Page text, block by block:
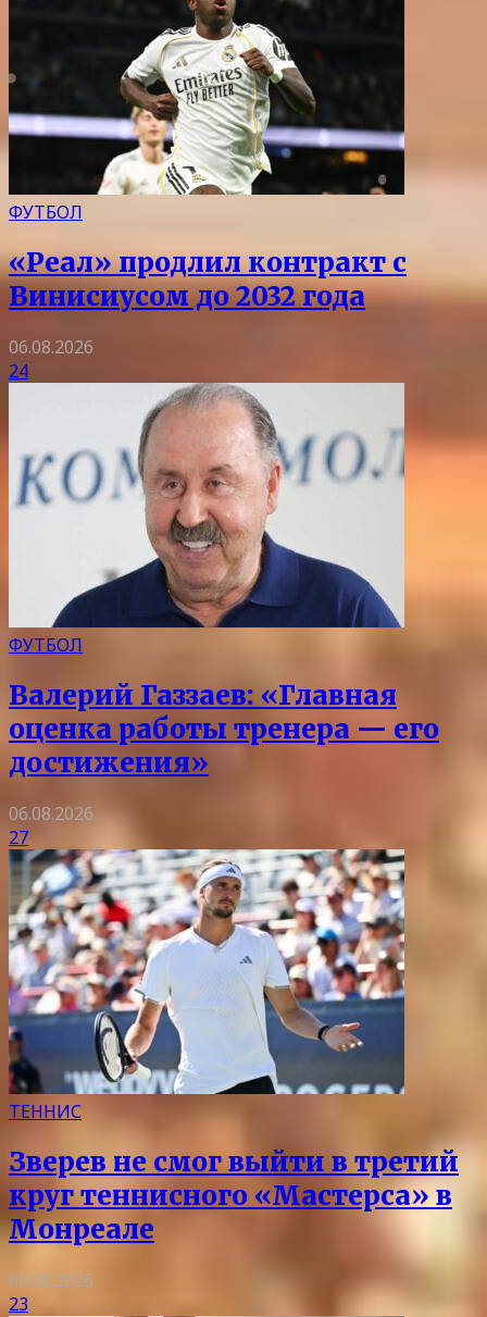
ФУТБОЛ
«Реал» продлил контракт с
Винисиусом до 2032 года
06.08.2026
24
ФУТБОЛ
Валерий Газзаев: «Главная
оценка работы тренера — его
достижения»
06.08.2026
27
ТЕННИС
Зверев не смог выйти в третий
круг теннисного «Мастерса» в
Монреале
06.08.2026
23